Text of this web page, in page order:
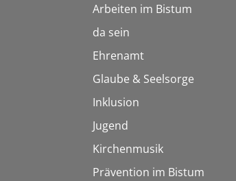
Arbeiten im Bistum
da sein
Ehrenamt
Glaube & Seelsorge
Inklusion
Jugend
Kirchenmusik
Prävention im Bistum